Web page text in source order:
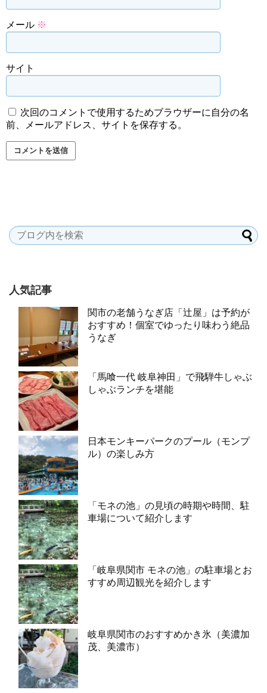
メール ※
サイト
次回のコメントで使用するためブラウザーに自分の名
前、メールアドレス、サイトを保存する。
人気記事
関市の老舗うなぎ店「辻屋」は予約が
おすすめ！個室でゆったり味わう絶品
うなぎ
「馬喰一代 岐阜神田」で飛騨牛しゃぶ
しゃぶランチを堪能
日本モンキーパークのプール（モンプ
ル）の楽しみ方
「モネの池」の見頃の時期や時間、駐
車場について紹介します
「岐阜県関市 モネの池」の駐車場とお
すすめ周辺観光を紹介します
岐阜県関市のおすすめかき氷（美濃加
茂、美濃市）